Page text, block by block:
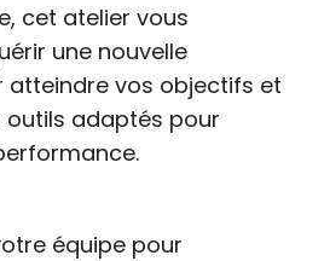
cet atelier vous
une nouvelle
atteindre vos objectifs et
outils adaptés pour
équipe pour